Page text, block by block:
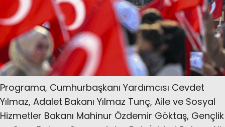
Programa, Cumhurbaşkanı Yardımcısı Cevdet
Yılmaz, Adalet Bakanı Yılmaz Tunç, Aile ve Sosyal
Hizmetler Bakanı Mahinur Özdemir Göktaş, Gençlik